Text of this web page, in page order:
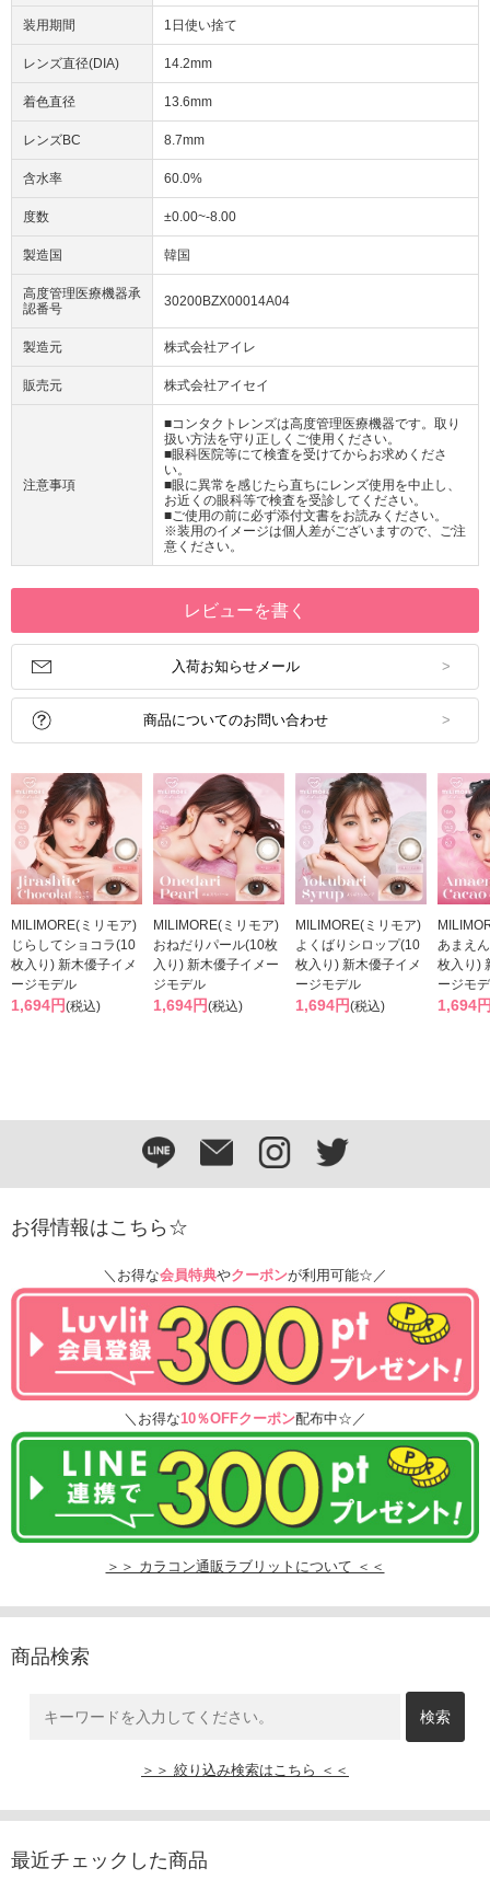
装用期間 1日使い捨て
レンズ直径(DIA) 14.2mm
着色直径 13.6mm
レンズBC 8.7mm
含水率 60.0%
度数 ±0.00~-8.00
製造国 韓国
高度管理医療機器承
認番号
30200BZX00014A04
製造元 株式会社アイレ
販売元 株式会社アイセイ
注意事項
■コンタクトレンズは高度管理医療機器です。取り
扱い方法を守り正しくご使用ください。
■眼科医院等にて検査を受けてからお求めくださ
い。
■眼に異常を感じたら直ちにレンズ使用を中止し、
お近くの眼科等で検査を受診してください。
■ご使用の前に必ず添付文書をお読みください。
※装用のイメージは個人差がございますので、ご注
意ください。
レビューを書く
入荷お知らせメール
商品についてのお問い合わせ
MILIMORE(ミリモア)
じらしてショコラ(10
枚入り) 新木優子イメ
ージモデル
1,694円(税込)
MILIMORE(ミリモア)
おねだりパール(10枚
入り) 新木優子イメー
ジモデル
1,694円(税込)
MILIMORE(ミリモア)
よくばりシロップ(10
枚入り) 新木優子イメ
ージモデル
1,694円(税込)
あまえ
枚入り)
ージモ
1,694
お得情報はこちら☆
＼お得な会員特典やクーポンが利用可能☆／
＼お得な10％OFFクーポン配布中☆／
＞＞ カラコン通販ラブリットについて ＜＜
商品検索
＞＞ 絞り込み検索はこちら ＜＜
最近チェックした商品